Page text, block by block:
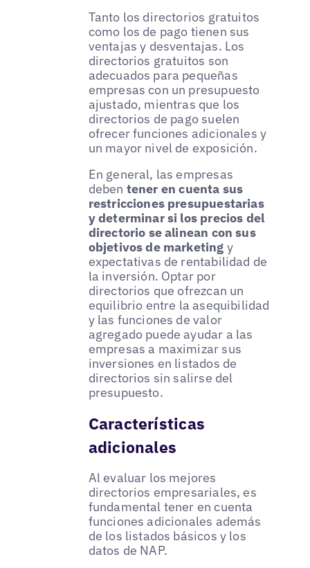
Tanto los directorios gratuitos
como los de pago tienen sus
ventajas y desventajas. Los
directorios gratuitos son
adecuados para pequeñas
empresas con un presupuesto
ajustado, mientras que los
directorios de pago suelen
ofrecer funciones adicionales y
un mayor nivel de exposición.
En general, las empresas
deben tener en cuenta sus
restricciones presupuestarias
y determinar si los precios del
directorio se alinean con sus
objetivos de marketing y
expectativas de rentabilidad de
la inversión. Optar por
directorios que ofrezcan un
equilibrio entre la asequibilidad
y las funciones de valor
agregado puede ayudar a las
empresas a maximizar sus
inversiones en listados de
directorios sin salirse del
presupuesto.
Características
adicionales
Al evaluar los mejores
directorios empresariales, es
fundamental tener en cuenta
funciones adicionales además
de los listados básicos y los
datos de NAP.